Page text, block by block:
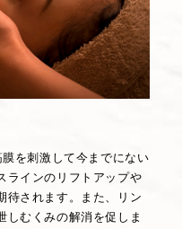
を刺激して今までにない
ラインのリフトアップや
待されます。また、リン
しむくみの解消を促しま